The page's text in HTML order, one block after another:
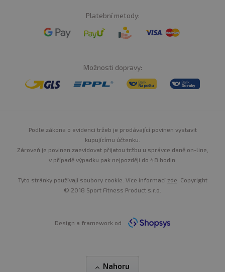
Platební metody:
Možnosti dopravy:
Podle zákona o evidenci tržeb je prodávající povinen vystavit
kupujícímu účtenku.
Zároveň je povinen zaevidovat přijatou tržbu u správce daně on-line,
v případě výpadku pak nejpozději do 48 hodin.
Tyto stránky používají soubory cookie. Více informací zde . Copyright
© 2018 Sport Fitness Product s.r.o.
Design a framework od
Nahoru